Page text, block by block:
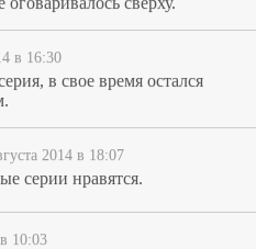
в 16:30
в свое время остался
2014 в 18:07
серии нравятся.
10:03